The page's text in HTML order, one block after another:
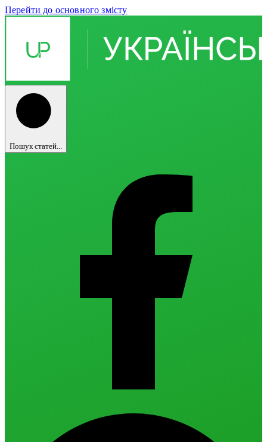
Перейти до основного змісту
Пошук статей...